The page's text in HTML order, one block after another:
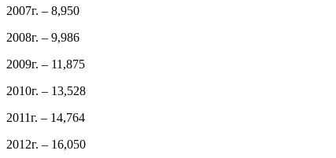
2007г. – 8,950
2008г. – 9,986
2009г. – 11,875
2010г. – 13,528
2011г. – 14,764
2012г. – 16,050